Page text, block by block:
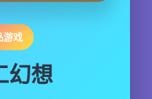
游戏
幻想